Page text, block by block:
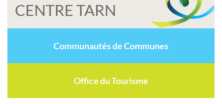
CENTRE TARN
Communautés de Communes
Office du Tourisme